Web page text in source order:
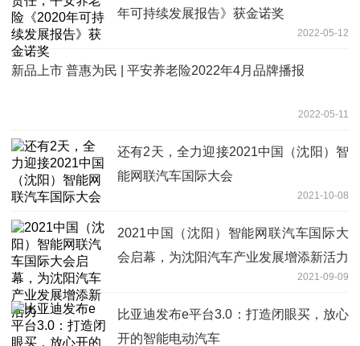
年可持续发展报告》获金诺奖
2022-05-12
新品上市 普惠为民 | 平安养老险2022年4月品牌播报
2022-05-11
还有2天，全力迎接2021中国（沈阳）智
能网联汽车国际大会
2021-10-08
2021中国（沈阳）智能网联汽车国际大
会启幕，为沈阳汽车产业发展增添新活力
2021-09-09
比亚迪发布e平台3.0：打造闭眼买，放心
开的智能电动汽车